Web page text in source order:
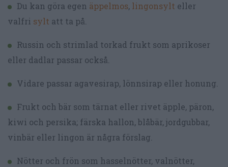
Du kan göra egen äppelmos, lingonsylt eller
valfri sylt att ta på.
Russin och strimlad torkad frukt som aprikoser
eller dadlar passar också.
Vidare passar agavesirap, lönnsirap eller honung.
Frukt och bär som tärnat eller rivet äpple, päron,
kiwi och persika; färska hallon, blåbär, jordgubbar,
vinbär eller lingon är några förslag.
Nötter och frön som hasselnötter, valnötter,